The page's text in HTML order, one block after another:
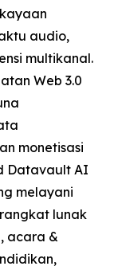
audio,
multikanal.
Web 3.0
monetisasi
Datavault AI
melayani
lunak
acara &